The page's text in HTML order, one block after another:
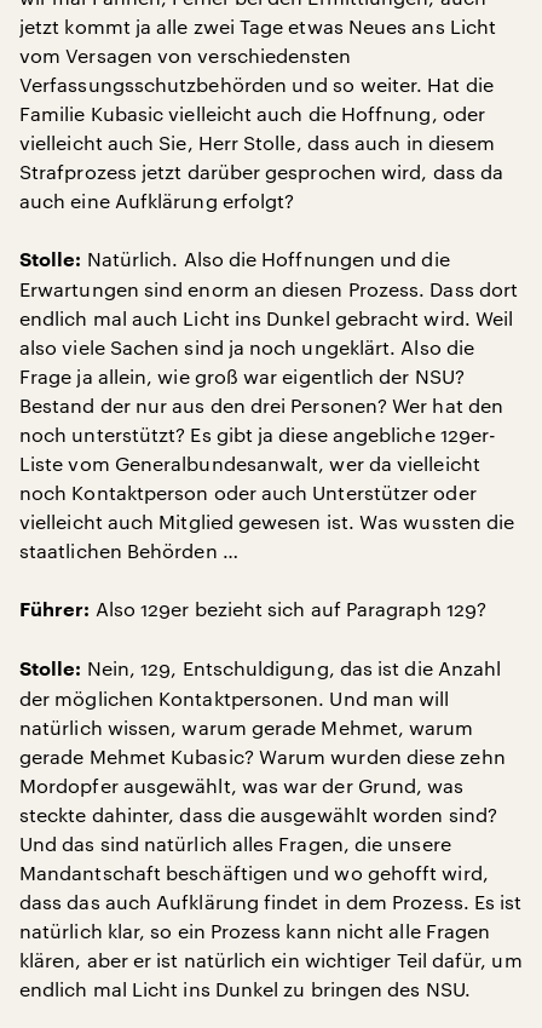
jetzt kommt ja alle zwei Tage etwas Neues ans Licht
vom Versagen von verschiedensten
Verfassungsschutzbehörden und so weiter. Hat die
Familie Kubasic vielleicht auch die Hoffnung, oder
vielleicht auch Sie, Herr Stolle, dass auch in diesem
Strafprozess jetzt darüber gesprochen wird, dass da
auch eine Aufklärung erfolgt?
Stolle: Natürlich. Also die Hoffnungen und die
Erwartungen sind enorm an diesen Prozess. Dass dort
endlich mal auch Licht ins Dunkel gebracht wird. Weil
also viele Sachen sind ja noch ungeklärt. Also die
Frage ja allein, wie groß war eigentlich der NSU?
Bestand der nur aus den drei Personen? Wer hat den
noch unterstützt? Es gibt ja diese angebliche 129er-
Liste vom Generalbundesanwalt, wer da vielleicht
noch Kontaktperson oder auch Unterstützer oder
vielleicht auch Mitglied gewesen ist. Was wussten die
staatlichen Behörden …
Führer: Also 129er bezieht sich auf Paragraph 129?
Stolle: Nein, 129, Entschuldigung, das ist die Anzahl
der möglichen Kontaktpersonen. Und man will
natürlich wissen, warum gerade Mehmet, warum
gerade Mehmet Kubasic? Warum wurden diese zehn
Mordopfer ausgewählt, was war der Grund, was
steckte dahinter, dass die ausgewählt worden sind?
Und das sind natürlich alles Fragen, die unsere
Mandantschaft beschäftigen und wo gehofft wird,
dass das auch Aufklärung findet in dem Prozess. Es ist
natürlich klar, so ein Prozess kann nicht alle Fragen
klären, aber er ist natürlich ein wichtiger Teil dafür, um
endlich mal Licht ins Dunkel zu bringen des NSU.